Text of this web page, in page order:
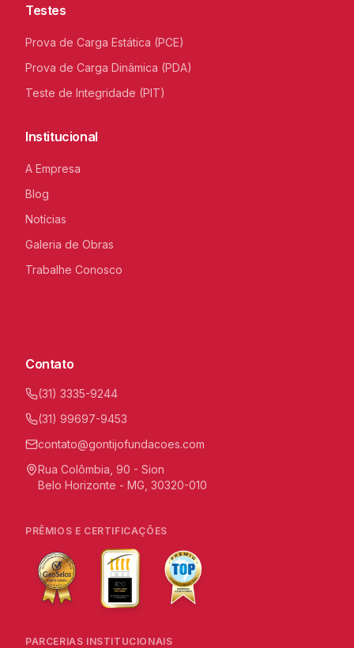
Testes
Prova de Carga Estática (PCE)
Prova de Carga Dinâmica (PDA)
Teste de Integridade (PIT)
Institucional
A Empresa
Blog
Notícias
Galeria de Obras
Trabalhe Conosco
Contato
(31) 3335-9244
(31) 99697-9453
contato@gontijofundacoes.com
Rua Colômbia, 90 - Sion
Belo Horizonte - MG, 30320-010
PRÊMIOS E CERTIFICAÇÕES
PARCERIAS INSTITUCIONAIS